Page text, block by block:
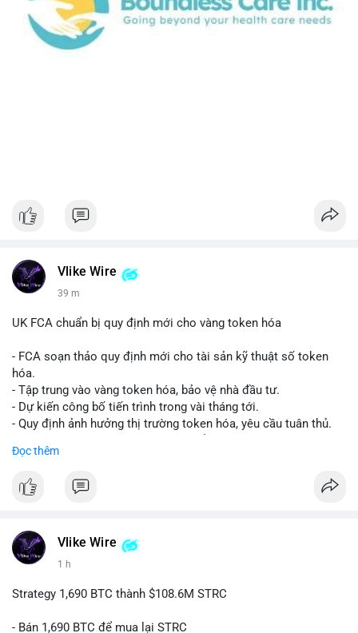
Vlike Wire
39 m
UK FCA chuẩn bị quy định mới cho vàng token hóa
- FCA soạn thảo quy định mới cho tài sản kỹ thuật số token
hóa.
- Tập trung vào vàng token hóa, bảo vệ nhà đầu tư.
- Dự kiến công bố tiến trình trong vài tháng tới.
- Quy định ảnh hưởng thị trường token hóa, yêu cầu tuân thủ.
#binancesquare
#vlikevn #titanbot
Đọc thêm
Vlike Wire
1 h
Strategy 1,690 BTC thành $108.6M STRC
- Bán 1,690 BTC để mua lại STRC